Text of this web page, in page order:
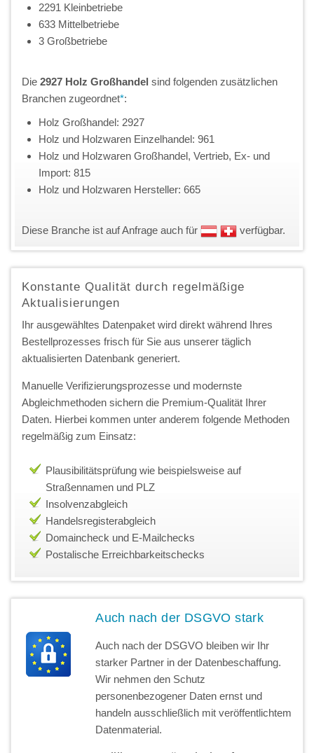
2291 Kleinbetriebe
633 Mittelbetriebe
3 Großbetriebe
Die 2927 Holz Großhandel sind folgenden zusätzlichen
Branchen zugeordnet*:
Holz Großhandel: 2927
Holz und Holzwaren Einzelhandel: 961
Holz und Holzwaren Großhandel, Vertrieb, Ex- und
Import: 815
Holz und Holzwaren Hersteller: 665
Diese Branche ist auf Anfrage auch für verfügbar.
Konstante Qualität durch regelmäßige
Aktualisierungen
Ihr ausgewähltes Datenpaket wird direkt während Ihres
Bestellprozesses frisch für Sie aus unserer täglich
aktualisierten Datenbank generiert.
Manuelle Verifizierungsprozesse und modernste
Abgleichmethoden sichern die Premium-Qualität Ihrer
Daten. Hierbei kommen unter anderem folgende Methoden
regelmäßig zum Einsatz:
Plausibilitätsprüfung wie beispielsweise auf
Straßennamen und PLZ
Insolvenzabgleich
Handelsregisterabgleich
Domaincheck und E-Mailchecks
Postalische Erreichbarkeitschecks
Auch nach der DSGVO stark
Auch nach der DSGVO bleiben wir Ihr
starker Partner in der Datenbeschaffung.
Wir nehmen den Schutz
personenbezogener Daten ernst und
handeln ausschließlich mit veröffentlichtem
Datenmaterial.